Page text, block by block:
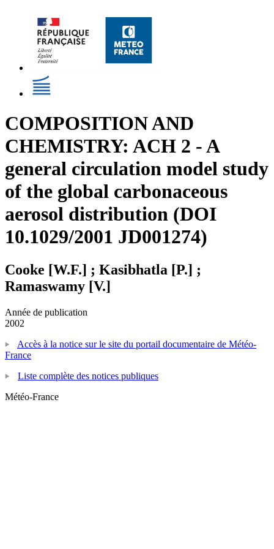
COMPOSITION AND
CHEMISTRY: ACH 2 - A
general circulation model study
of the global carbonaceous
aerosol distribution (DOI
10.1029/2001 JD001274)
Cooke [W.F.] ; Kasibhatla [P.] ;
Ramaswamy [V.]
Année de publication
2002
Accès à la notice sur le site du portail documentaire de Météo-
France
Liste complète des notices publiques
Météo-France